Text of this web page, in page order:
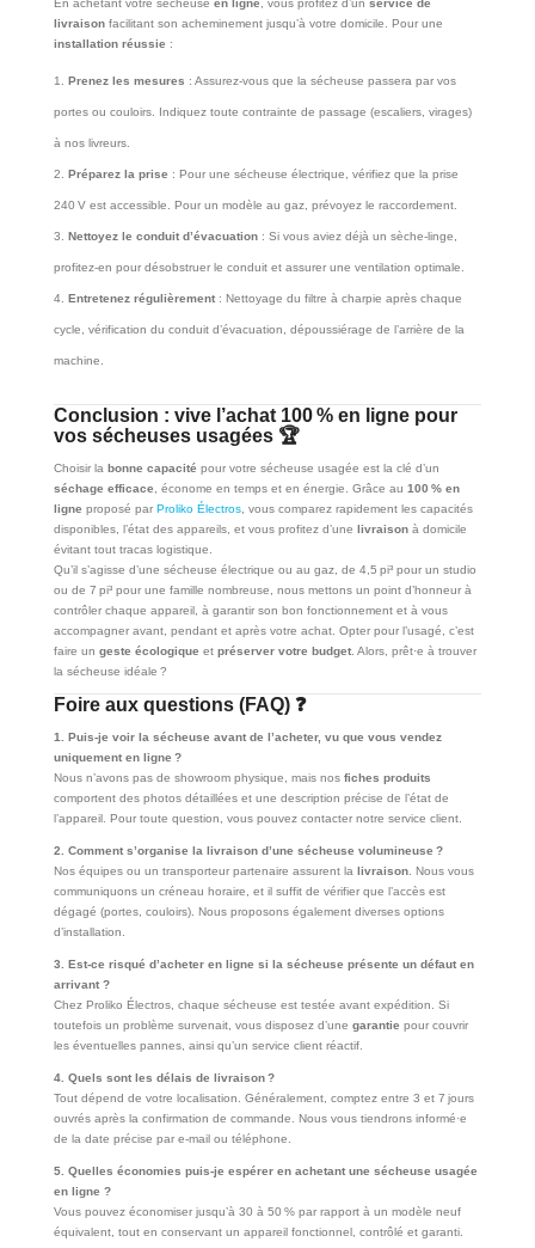
En achetant votre sécheuse en ligne, vous profitez d’un service de
livraisonfacilitant son acheminement jusqu’à votre domicile. Pour une
installation réussie :
Prenez les mesures : Assurez-vous que la sécheuse passera par vos
portes ou couloirs. Indiquez toute contrainte de passage (escaliers, virages)
à nos livreurs.
Préparez la prise : Pour une sécheuse électrique, vérifiez que la prise
240 V est accessible. Pour un modèle au gaz, prévoyez le raccordement.
Nettoyez le conduit d’évacuation: Si vous aviez déjà un sèche-linge,
profitez-en pour désobstruer le conduit et assurer une ventilation optimale.
Entretenez régulièrement: Nettoyage du filtre à charpie après chaque
cycle, vérification du conduit d’évacuation, dépoussiérage de l’arrière de la
machine.
Conclusion : vive l’achat 100 % en ligne pour
vos sécheuses usagées 🏆
Choisir la bonne capacité pour votre sécheuse usagée est la clé d’un
séchage efficace, économe en temps et en énergie. Grâce au 100 % en
ligne proposé par Proliko Électros, vous comparez rapidement les capacités
disponibles, l’état des appareils, et vous profitez d’une
livraisonà domicile
évitant tout tracas logistique.
Qu’il s’agisse d’une sécheuse électrique ou au gaz, de 4,5 pi³ pour un studio
ou de 7 pi³ pour une famille nombreuse, nous mettons un point d’honneur à
contrôler chaque appareil, à garantir son bon fonctionnement et à vous
accompagner avant, pendant et après votre achat. Opter pour l’usagé, c’est
faire un geste écologique et préserver votre budget. Alors, prêt·e à trouver
la sécheuse idéale ?
Foire aux questions (FAQ) ❓
1. Puis-je voir la sécheuse avant de l’acheter, vu que vous vendez
uniquement en ligne ?
Nous n’avons pas de showroom physique, mais nos fiches produits
comportent des photos détaillées et une description précise de l’état de
l’appareil. Pour toute question, vous pouvez contacter notre service client.
2. Comment s’organise la livraison d’une sécheuse volumineuse ?
Nos équipes ou un transporteur partenaire assurent la livraison. Nous vous
communiquons un créneau horaire, et il suffit de vérifier que l’accès est
dégagé (portes, couloirs). Nous proposons également diverses options
d’installation.
3. Est-ce risqué d’acheter en ligne si la sécheuse présente un défaut en
arrivant ?
Chez Proliko Électros, chaque sécheuse est testée avant expédition. Si
toutefois un problème survenait, vous disposez d’une garantie pour couvrir
les éventuelles pannes, ainsi qu’un service client réactif.
4. Quels sont les délais de livraison ?
Tout dépend de votre localisation. Généralement, comptez entre 3 et 7 jours
ouvrés après la confirmation de commande. Nous vous tiendrons informé·e
de la date précise par e-mail ou téléphone.
5. Quelles économies puis-je espérer en achetant une sécheuse usagée
en ligne ?
Vous pouvez économiser jusqu’à 30 à 50 % par rapport à un modèle neuf
équivalent, tout en conservant un appareil fonctionnel, contrôlé et garanti.